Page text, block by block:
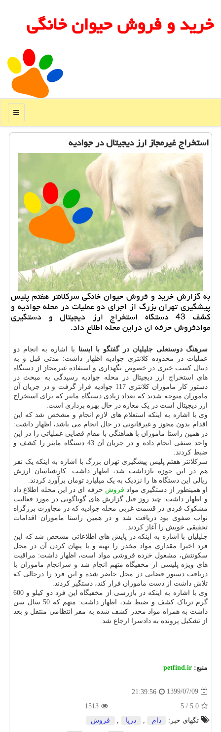
خرید و فروش حیوان خانگی
منو
استخراج غیرمجاز ارز دیجیتال در جوادیه
به گزارش خرید و فروش حیوان خانگی سركلانتر هفتم پلیس
پیشگیری تهران بزرگ از اجرای دو عملیات در محله جوادیه و
كشف 43 دستگاه استخراج ارز دیجیتال و دستگیری
موادفروش حرفه ای دراین محله اطلاع داد.
سرهنگ دوستعلی جلیلیان در گفتگو با ایسنا با اشاره به انجام دو
عملیات در محدوده کلانتری جوادیه اظهار داشت: مدتی قبل و به
دنبال کسب خبری در خصوص نگهداری و استفاده غیرمجاز از دستگاه
های استخراج ارز دیجیتال در محله جوادیه رسیدگی به مبحث در
دستور کار ماموران کلانتری 117 جوادیه قرار گرفت و در جریان آن
ماموران متوجه شدند که تعداد زیادی دستگاه ماینر که برای استخراج
ارز دیجیتال است در یک مغازه در حال بهره برداری است.
وی با اشاره به اینکه استعلام های لازم انجام و مشخص شد که این
اقدام بدون مجوز و غیرقانونی در حال انجام می باشد، اظهار داشت:
در همین راستا ماموران با هماهنگی با مقام قضایی عملیاتی را در این
واحد صنفی انجام داده و در جریان آن 43 دستگاه ماینر را کشف و
ضبط کردند.
سرکلانتر هفتم پلیس پیشگیری تهران بزرگ با اشاره به اینکه یک نفر
هم در این حوزه بازداشت شد، اظهار داشت: کارشناسان ارزش
ریالی این دستگاه ها را نزدیک به یک میلیارد تومان برآورد کردند.
او همینطور از دستگیری مواد فروش حرفه ای در این محله اطلاع داد
و اظهار داشت: چند روز قبل گزارش های گوناگونی در مورد فعالیت
مشکوک فردی در قسمت غربی محله جوادیه که در مجاورت بزرگراه
نواب صفوی بود دریافت شد و در همین راستا ماموران اقدامات
تحقیقی خویش را آغاز کردند.
جلیلیان با اشاره به اینکه در پایش های اطلاعاتی مشخص شد که این
فرد اخیرا مقداری مواد مخدر را تهیه و با پنهان کردن آن در محل
سکونتش، مشغول خرده فروشی مواد است، اظهار داشت: مراقبت
های ویژه پلیسی از مخفیگاه متهم انجام شد و سرانجام ماموران با
دریافت دستور قضایی در محل حاضر شده و این فرد را درحالی که
تلاش داشت از دست ماموران فرار کند، دستگیر کردند.
وی با اشاره به اینکه در بازرسی از مخفیگاه این فرد دو کیلو و 600
گرم تریاک کشف و ضبط شد، اظهار داشت: متهم که 50 سال سن
داشت به همراه مواد مخدر کشف شده به مقر انتظامی منتقل و بعد
از تشکیل پرونده به دادسرا ارجاع شد.
منبع: petfind.ir
1399/07/09
21:39:56
5.0
/
5
1513
تگهای خبر:
دام دریا فروش